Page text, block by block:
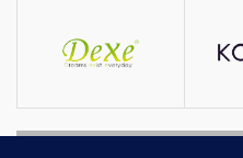
জয়েন্ট পেইন দূর করবে
চুল পরা কমাবে